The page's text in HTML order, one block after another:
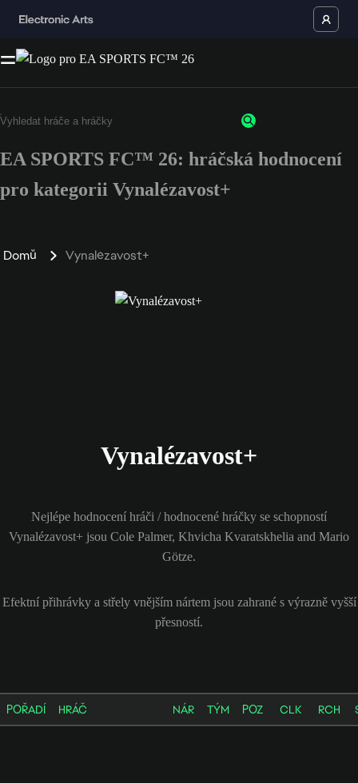
EA SPORTS FC™ 26: hráčská hodnocení
pro kategorii Vynalézavost+
Domů Vynalézavost+
Vynalézavost+
Nejlépe hodnocení hráči / hodnocené hráčky se schopností
Vynalézavost+ jsou Cole Palmer, Khvicha Kvaratskhelia and Mario
Götze.
Efektní přihrávky a střely vnějším nártem jsou zahrané s výrazně vyšší
přesností.
POŘADÍ HRÁČ NÁR TÝM POZ CLK RCH